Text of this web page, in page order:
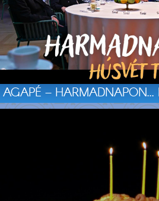
AGAPÉ – HARMADNAPON...